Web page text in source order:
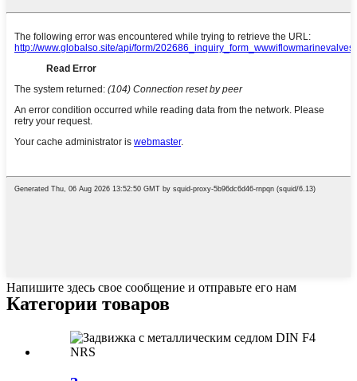
Напишите здесь свое сообщение и отправьте его нам
Категории товаров